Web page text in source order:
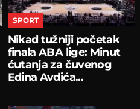
SPORT
Nikad tužniji početak
finala ABA lige: Minut
ćutanja za čuvenog
Edina Avdića...